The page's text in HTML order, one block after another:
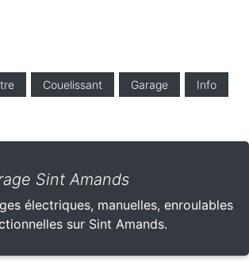
Couelissant Garage Info
Sint Amands
électriques, manuelles, enroulables
sur Sint Amands.